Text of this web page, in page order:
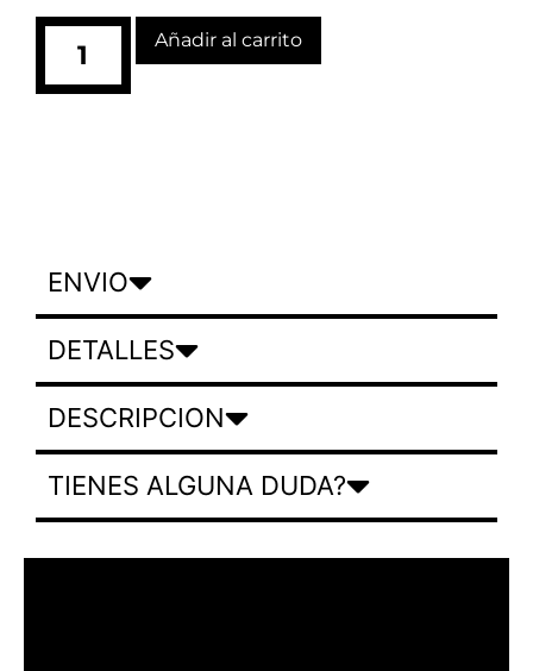
Añadir al carrito
ENVIO
DETALLES
DESCRIPCION
TIENES ALGUNA DUDA?